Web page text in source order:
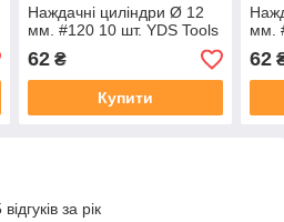
Наждачні циліндри Ø 12
мм. #120 10 шт. YDS Tools
62₴
Купити
мм.
62
за рік